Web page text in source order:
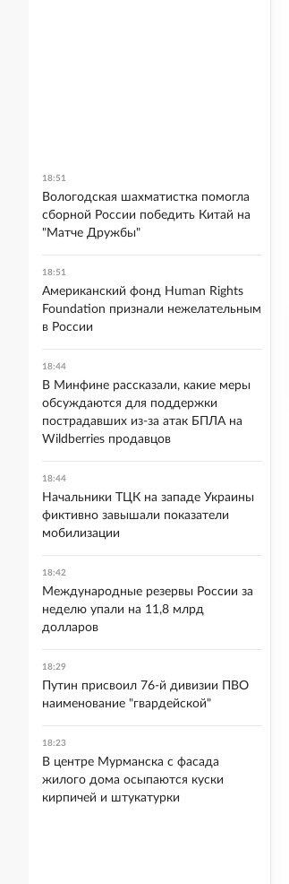
18:51
Вологодская шахматистка помогла
сборной России победить Китай на
"Матче Дружбы"
18:51
Американский фонд Human Rights
Foundation признали нежелательным
в России
18:44
В Минфине рассказали, какие меры
обсуждаются для поддержки
пострадавших из-за атак БПЛА на
Wildberries продавцов
18:44
Начальники ТЦК на западе Украины
фиктивно завышали показатели
мобилизации
18:42
Международные резервы России за
неделю упали на 11,8 млрд
долларов
18:29
Путин присвоил 76-й дивизии ПВО
наименование "гвардейской"
18:23
В центре Мурманска с фасада
жилого дома осыпаются куски
кирпичей и штукатурки